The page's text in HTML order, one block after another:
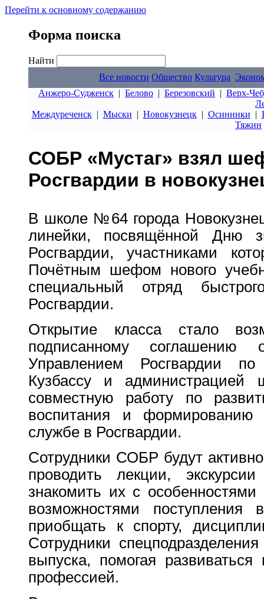
Перейти к основному содержанию
Форма поиска
Найти
Все новости Общество Культура
Анжеро-Судженск | Белово | Березовский | Верх-
Междуреченск| Мыски | Новокузнецк| Осинники |
Тяжин
СОБР «Мустаг» взял
Росгвардии в
В школе №64 города
линейки, посвящённой Дню
Росгвардии, участниками
Почётным шефом нового
специальный отряд
Росгвардии.
Открытие класса стало
подписанному соглашению
Управлением Росгвардии
Кузбассу и администрацией
совместную работу по
воспитания и
службе в Росгвардии.
Сотрудники СОБР будут
проводить лекции,
знакомить их с
возможностями
приобщать к спорту,
Сотрудники
выпуска, помогая
профессией.